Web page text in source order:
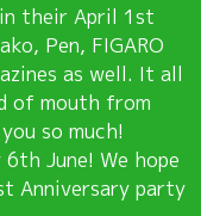
their April 1st
Pen, FIGARO
as well. It all
of mouth from
so much!
6th June! We hope
Anniversary party